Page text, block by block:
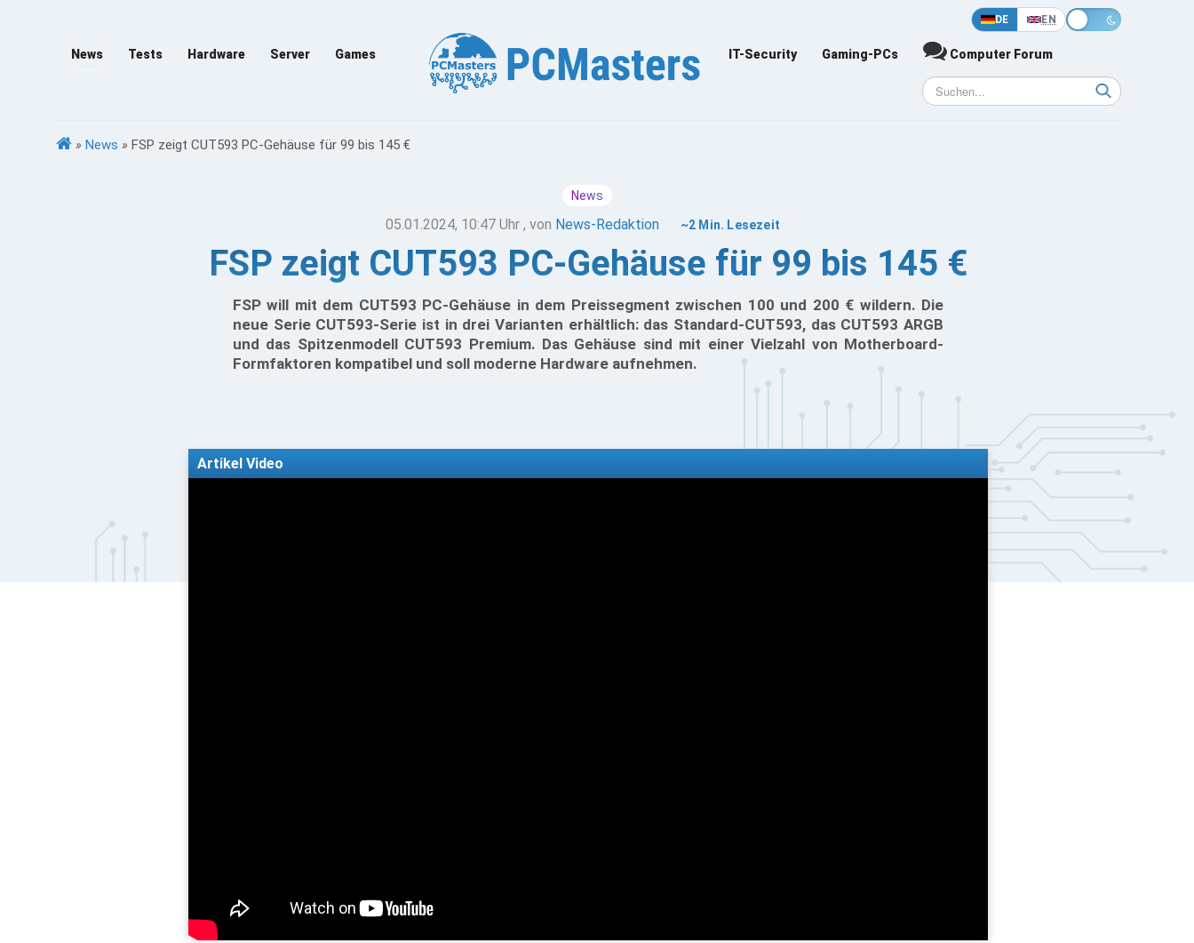
DE EN
News Tests Hardware Server Games IT-Security Gaming-PCs Computer Forum
» News » FSP zeigt CUT593 PC-Gehäuse für 99 bis 145 €
News
05.01.2024, 10:47 Uhr , von News-Redaktion ~2 Min. Lesezeit
FSP zeigt CUT593 PC-Gehäuse für 99 bis 145 €
FSP will mit dem CUT593 PC-Gehäuse in dem Preissegment zwischen 100 und 200 € wildern. Die
neue Serie CUT593-Serie ist in drei Varianten erhältlich: das Standard-CUT593, das CUT593 ARGB
und das Spitzenmodell CUT593 Premium. Das Gehäuse sind mit einer Vielzahl von Motherboard-
Formfaktoren kompatibel und soll moderne Hardware aufnehmen.
Artikel Video